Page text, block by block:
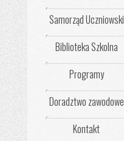
Samorząd Uczniowski
Biblioteka Szkolna
Programy
Doradztwo zawodowe
Kontakt